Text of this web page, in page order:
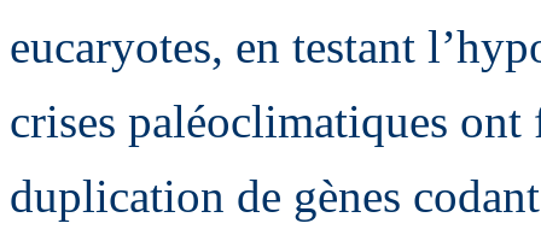
eucaryotes, en testant
crises paléoclimatiques
duplication de gènes